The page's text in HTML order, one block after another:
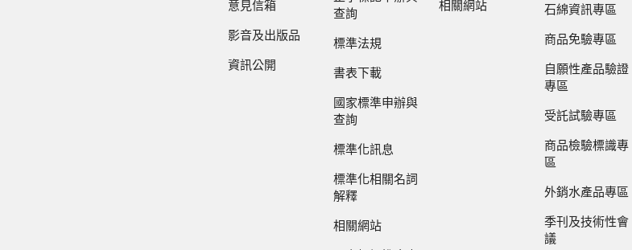
意見信箱
影音及出版品
資訊公開
查詢
標準法規
書表下載
國家標準申辦與
查詢
標準化訊息
標準化相關名詞
解釋
相關網站
相關網站 石綿資訊專區
商品免驗專區
自願性產品驗證
專區
受託試驗專區
商品檢驗標識專
區
外銷水產品專區
季刊及技術性會
議